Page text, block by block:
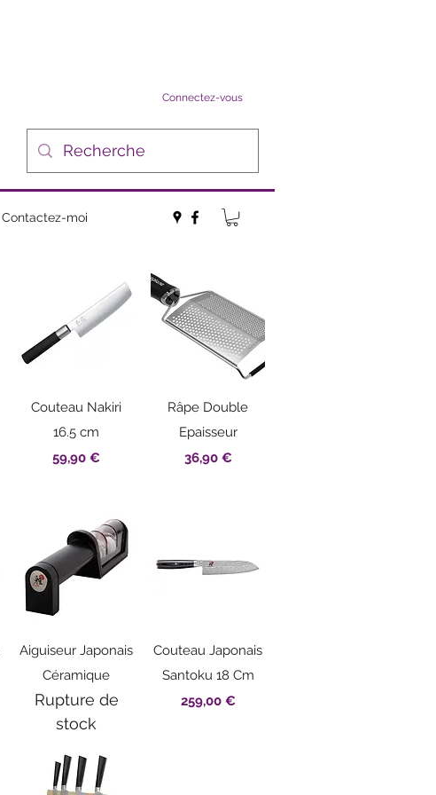
Connectez-vous
Contactez-moi
Aperçu rapide
Couteau Nakiri
16.5 cm
Prix
59,90 €
Aperçu rapide
Râpe Double
Epaisseur
Prix
36,90 €
Aperçu rapide
Aiguiseur Japonais
Céramique
Rupture de
stock
Aperçu rapide
Couteau Japonais
Santoku 18 Cm
Prix
259,00 €